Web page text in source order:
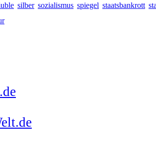
silber sozialismus spiegel staatsbankrott